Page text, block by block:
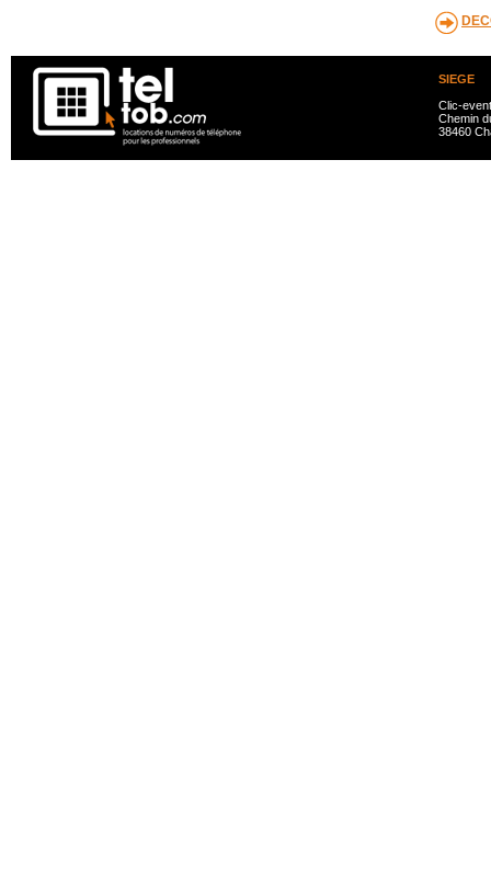
SIEGE
Clic-
Chemin
38460